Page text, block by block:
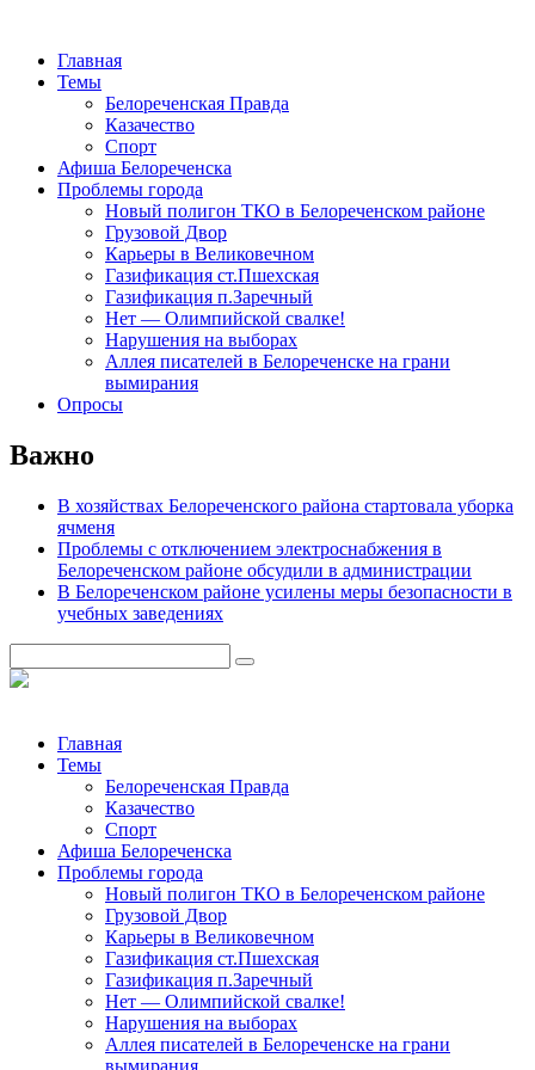
Главная
Темы
Белореченская Правда
Казачество
Спорт
Афиша Белореченска
Проблемы города
Новый полигон ТКО в Белореченском районе
Грузовой Двор
Карьеры в Великовечном
Газификация ст.Пшехская
Газификация п.Заречный
Нет — Олимпийской свалке!
Нарушения на выборах
Аллея писателей в Белореченске на грани
вымирания
Опросы
Важно
В хозяйствах Белореченского района стартовала уборка
ячменя
Проблемы с отключением электроснабжения в
Белореченском районе обсудили в администрации
В Белореченском районе усилены меры безопасности в
учебных заведениях
Главная
Темы
Белореченская Правда
Казачество
Спорт
Афиша Белореченска
Проблемы города
Новый полигон ТКО в Белореченском районе
Грузовой Двор
Карьеры в Великовечном
Газификация ст.Пшехская
Газификация п.Заречный
Нет — Олимпийской свалке!
Нарушения на выборах
Аллея писателей в Белореченске на грани
вымирания